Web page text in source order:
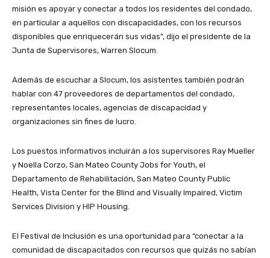
misión es apoyar y conectar a todos los residentes del condado,
en particular a aquellos con discapacidades, con los recursos
disponibles que enriquecerán sus vidas”, dijo el presidente de la
Junta de Supervisores, Warren Slocum.
Además de escuchar a Slocum, los asistentes también podrán
hablar con 47 proveedores de departamentos del condado,
representantes locales, agencias de discapacidad y
organizaciones sin fines de lucro.
Los puestos informativos incluirán a los supervisores Ray Mueller
y Noella Corzo, San Mateo County Jobs for Youth, el
Departamento de Rehabilitación, San Mateo County Public
Health, Vista Center for the Blind and Visually Impaired, Victim
Services Division y HIP Housing.
El Festival de Inclusión es una oportunidad para “conectar a la
comunidad de discapacitados con recursos que quizás no sabían